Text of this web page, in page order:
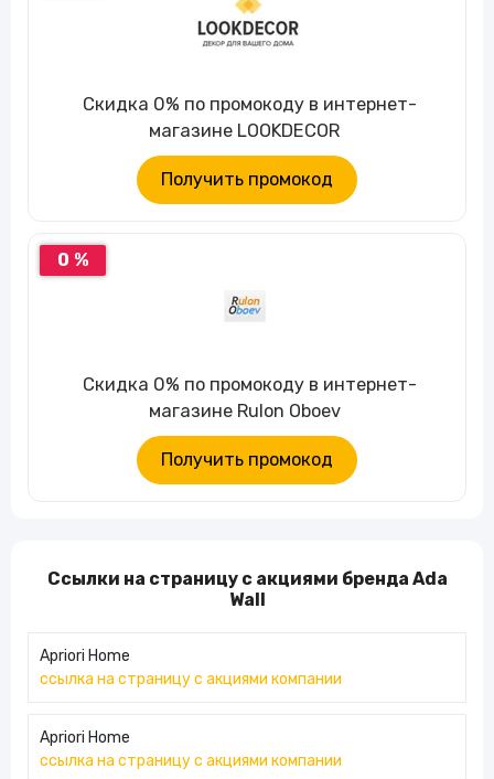
Скидка 0% по промокоду в интернет-
магазине LOOKDECOR
Получить промокод
0 %
Скидка 0% по промокоду в интернет-
магазине Rulon Oboev
Получить промокод
Ссылки на страницу с акциями бренда Ada
Wall
Apriori Home
ссылка на страницу с акциями компании
Apriori Home
ссылка на страницу с акциями компании